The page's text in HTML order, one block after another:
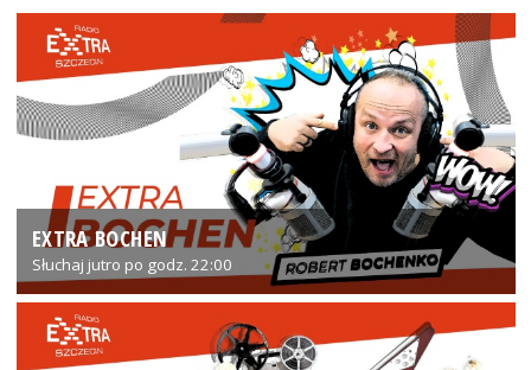
EXTRA BOCHEN
Słuchaj jutro po godz. 22:00